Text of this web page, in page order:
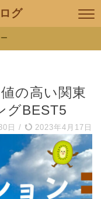
グ
の高い関東
グBEST5
日 / 2023年4月17日